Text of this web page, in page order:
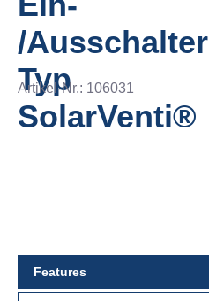
/Ausschalter
Typ
SolarVenti®
Artikel-Nr.: 106031
Features